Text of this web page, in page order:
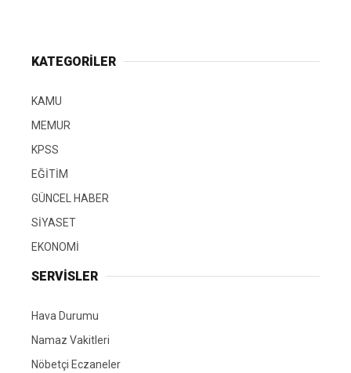
KATEGORİLER
KAMU
MEMUR
KPSS
EĞİTİM
GÜNCEL HABER
SİYASET
EKONOMİ
SERVİSLER
Hava Durumu
Namaz Vakitleri
Nöbetçi Eczaneler